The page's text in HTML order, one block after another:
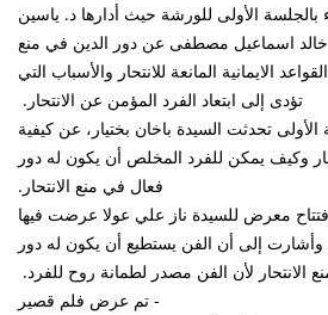
بالجلسة الأولى للورشة حيث أدارها د. ياسين
خالد اسماعيل مصطفى عن دور الدين في منع
الايمانية المانعة للانتحار والأسباب التي
تؤدى إلى ابتعاد الفرد المؤمن عن الانتحار.
تحدثت السیدة باخان بختيار، عن كيفية
وكيف يمكن للفرد المخلص أن يكون له دور
فعال في منع الانتحار.
معرض للسيدة ناز علي عولا عرضت فيها
وأشارت إلى أن الفن يستطيع أن يكون له دور
الانتحار لأن الفن مصدر لطمانة روح للفرد.
- تم عرض فلم قصير